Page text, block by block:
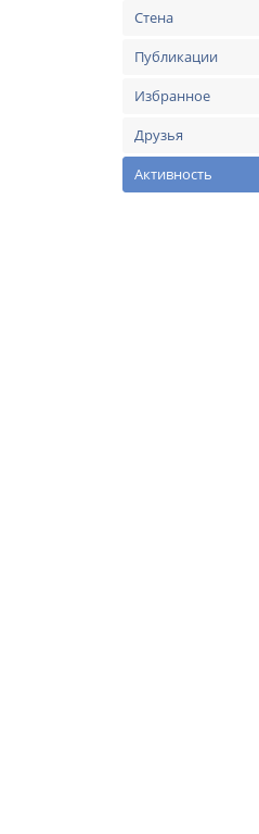
Стена
Публикации
Избранное
Друзья
Активность